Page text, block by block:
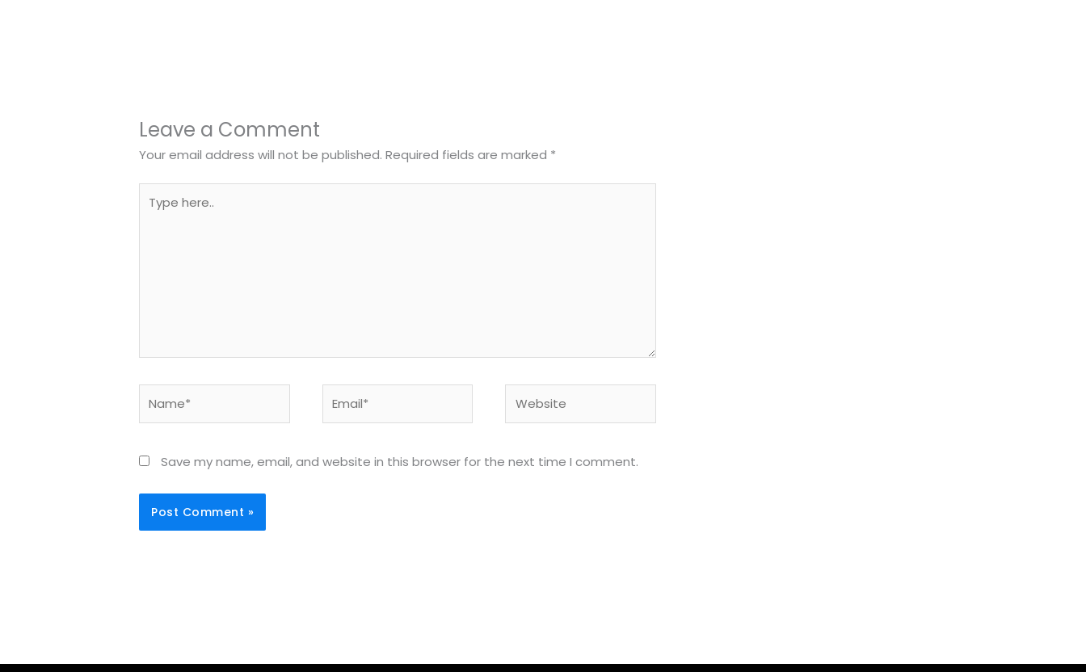
Leave a Comment
Your email address will not be published. Required fields are marked *
here..
Save my name, email, and website in this browser for the next time I comment.